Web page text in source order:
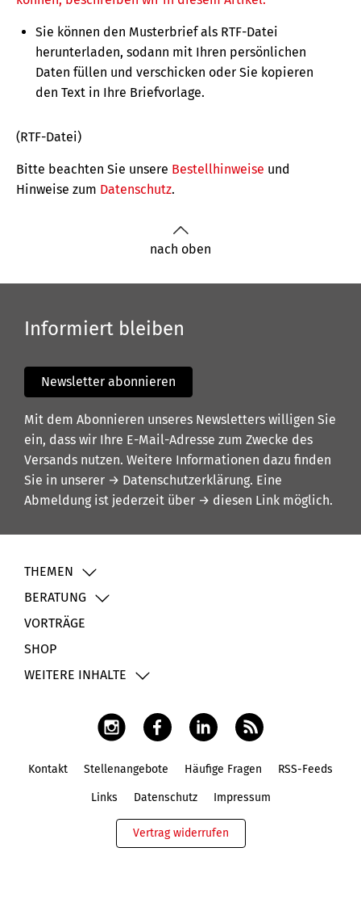
Sie können den Musterbrief als RTF-Datei
herunterladen, sodann mit Ihren persönlichen
Daten füllen und verschicken oder Sie kopieren
den Text in Ihre Briefvorlage.
(RTF-Datei)
Bitte beachten Sie unsere Bestellhinweise und
Hinweise zum Datenschutz.
nach oben
Informiert bleiben
Newsletter abonnieren
Mit dem Abonnieren unseres Newsletters willigen Sie
ein, dass wir Ihre E-Mail-Adresse zum Zwecke des
Versands nutzen. Weitere Informationen dazu finden
Sie in unserer → Datenschutzerklärung. Eine
Abmeldung ist jederzeit über → diesen Link möglich.
THEMEN
BERATUNG
VORTRÄGE
SHOP
WEITERE INHALTE
Kontakt Stellenangebote Häufige Fragen RSS-Feeds
Links Datenschutz Impressum
Vertrag widerrufen